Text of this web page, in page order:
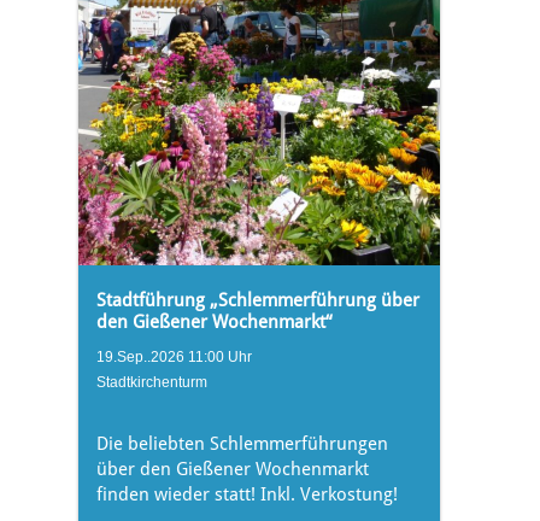
Stadtführung „Schlemmerführung über
den Gießener Wochenmarkt“
19.Sep..2026 11:00 Uhr
Stadtkirchenturm
Die beliebten Schlemmerführungen
über den Gießener Wochenmarkt
finden wieder statt! Inkl. Verkostung!